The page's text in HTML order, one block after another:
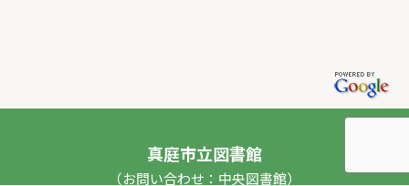
真庭市立図書館
（お問い合わせ：中央図書館）